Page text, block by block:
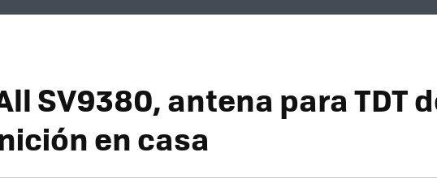
SV9380, antena para TDT
en casa